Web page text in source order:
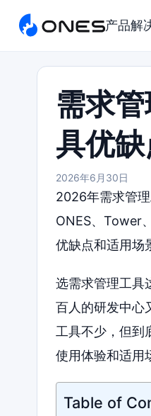
产品解
需求
具优
2026年6月30日
2026年需求管
ONES、Tower
优缺点和适用场
选需求管理工具
百人的研发中心
工具不少，但到
使用体验和适用
Table of